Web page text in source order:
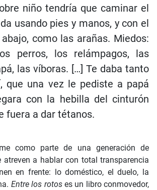
niño tendría que caminar el
usando pies y manos, y con el
como las arañas. Miedos:
perros, los relámpagos, las
las víboras. […] Te daba tanto
que una vez le pediste a papá
con la hebilla del cinturón
fuera a dar tétanos.
como parte de una generación de
atreven a hablar con total transparencia
en frente: lo doméstico, el duelo, la
Entre los rotoses un libro conmovedor,